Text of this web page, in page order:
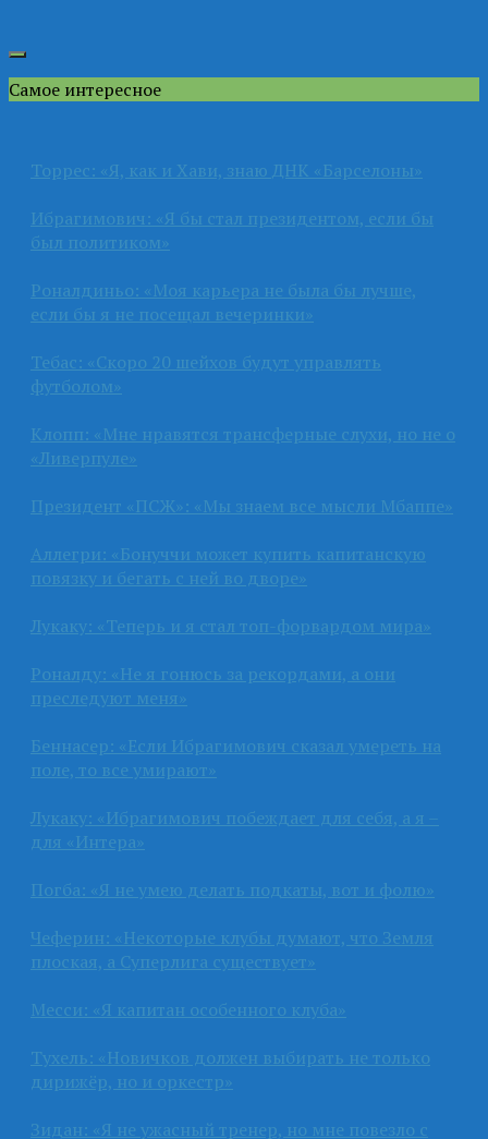
Самое интересное
Торрес: «Я, как и Хави, знаю ДНК «Барселоны»
Ибрагимович: «Я бы стал президентом, если бы
был политиком»
Роналдиньо: «Моя карьера не была бы лучше,
если бы я не посещал вечеринки»
Тебас: «Скоро 20 шейхов будут управлять
футболом»
Клопп: «Мне нравятся трансферные слухи, но не о
«Ливерпуле»
Президент «ПСЖ»: «Мы знаем все мысли Мбаппе»
Аллегри: «Бонуччи может купить капитанскую
повязку и бегать с ней во дворе»
Лукаку: «Теперь и я стал топ-форвардом мира»
Роналду: «Не я гонюсь за рекордами, а они
преследуют меня»
Беннасер: «Если Ибрагимович сказал умереть на
поле, то все умирают»
Лукаку: «Ибрагимович побеждает для себя, а я –
для «Интера»
Погба: «Я не умею делать подкаты, вот и фолю»
Чеферин: «Некоторые клубы думают, что Земля
плоская, а Суперлига существует»
Месси: «Я капитан особенного клуба»
Тухель: «Новичков должен выбирать не только
дирижёр, но и оркестр»
Зидан: «Я не ужасный тренер, но мне повезло с